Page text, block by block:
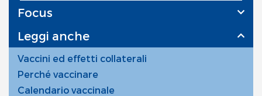
Focus
Leggi anche
Vaccini ed effetti collaterali
Perché vaccinare
Calendario vaccinale